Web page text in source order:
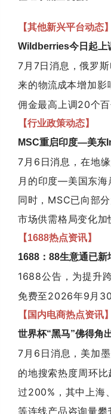
【其他新兴平台动态】
Wildberries今日起上
7月7日消息，俄罗
来的物流成本增加影
佣金最高上调20个
【行业政策动态】
MSC重启印度—美东
7月6日消息，在地
月的印度—美国东海
同时，MSC已向部
市场供需格局变化加
【1688热点资讯】
1688：88生意通已新
1688公告，为提升
免费至2026年9月
【国内电商热点资讯】
世界杯“黑马”佛得角
7月6日消息，美加
的地搜索热度周环
过200%，其中上海
等连线产品咨询量攀